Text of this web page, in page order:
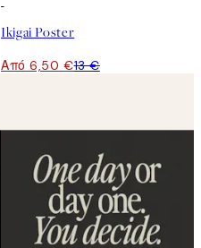
Ikigai Poster
Από 6,50 €13 €